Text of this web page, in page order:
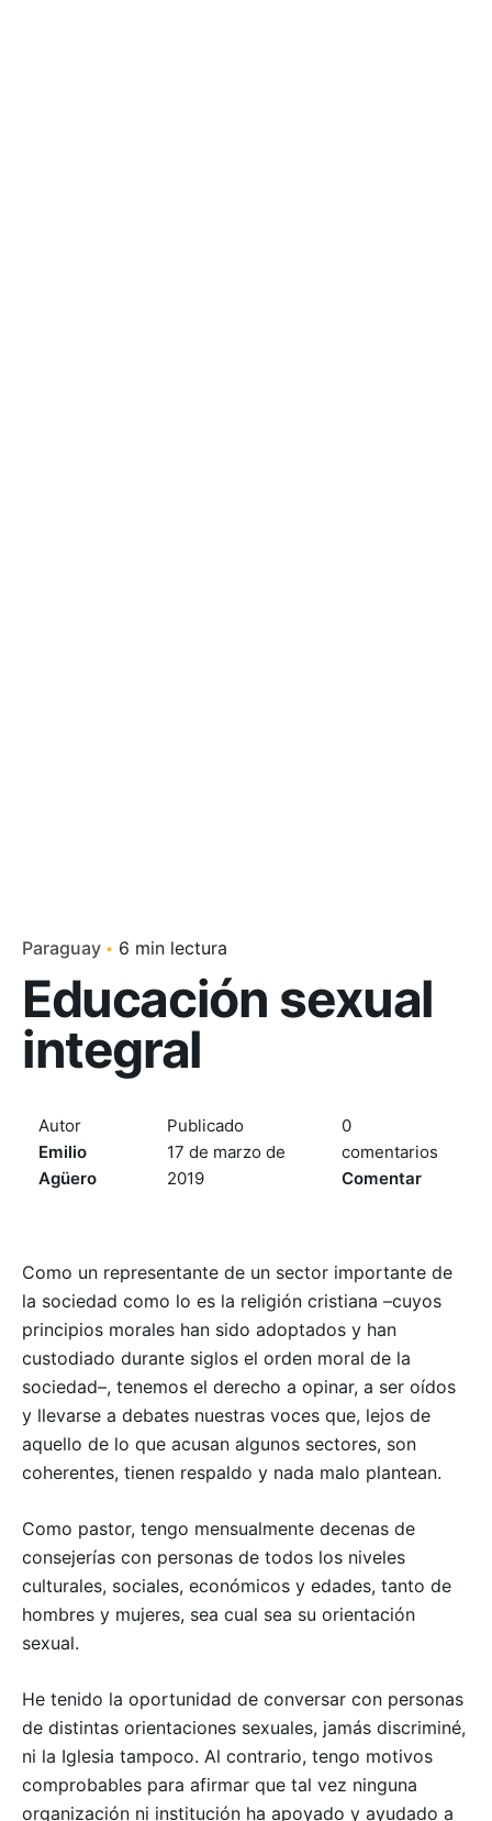
Paraguay 6 min lectura
Educación sexual
integral
Autor
Emilio
Agüero
Publicado
17 de marzo de
2019
0
comentarios
Comentar
Como un representante de un sector importante de
la sociedad como lo es la religión cristiana –cuyos
principios morales han sido adoptados y han
custodiado durante siglos el orden moral de la
sociedad–, tenemos el derecho a opinar, a ser oídos
y llevarse a debates nuestras voces que, lejos de
aquello de lo que acusan algunos sectores, son
coherentes, tienen respaldo y nada malo plantean.
Como pastor, tengo mensualmente decenas de
consejerías con personas de todos los niveles
culturales, sociales, económicos y edades, tanto de
hombres y mujeres, sea cual sea su orientación
sexual.
He tenido la oportunidad de conversar con personas
de distintas orientaciones sexuales, jamás discriminé,
ni la Iglesia tampoco. Al contrario, tengo motivos
comprobables para afirmar que tal vez ninguna
organización ni institución ha apoyado y ayudado a